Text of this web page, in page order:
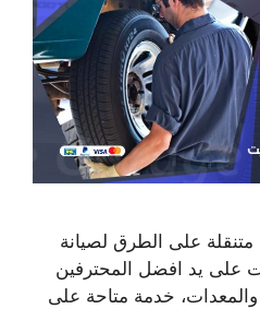
على الطرق لصيانة
على يد افضل المحترفين
خدمة متاحة على